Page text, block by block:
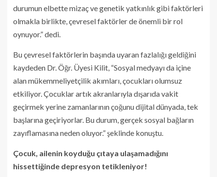
durumun elbette mizaç ve genetik yatkınlık gibi faktörleri
olmakla birlikte, çevresel faktörler de önemli bir rol
oynuyor.” dedi.
Bu çevresel faktörlerin başında uyaran fazlalığı geldiğini
kaydeden Dr. Öğr. Üyesi Kilit, “Sosyal medyayı da içine
alan mükemmeliyetçilik akımları, çocukları olumsuz
etkiliyor. Çocuklar artık akranlarıyla dışarıda vakit
geçirmek yerine zamanlarının çoğunu dijital dünyada, tek
başlarına geçiriyorlar. Bu durum, gerçek sosyal bağların
zayıflamasına neden oluyor.” şeklinde konuştu.
Çocuk, ailenin koyduğu çıtaya ulaşamadığını
hissettiğinde depresyon tetikleniyor!